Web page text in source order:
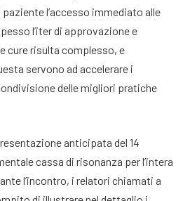
l’accesso immediato alle
l’iter di approvazione e
cure risulta complesso, e
servono ad accelerare i
delle migliori pratiche
anticipata del 14
cassa di risonanza per l’intera
l’incontro, i relatori chiamati a